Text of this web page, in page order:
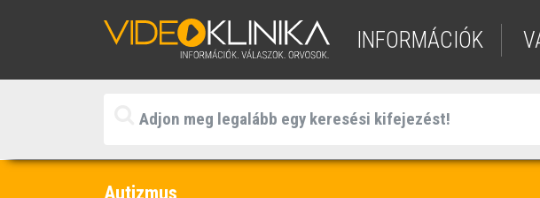
INFORMÁCIÓK
Autizmus